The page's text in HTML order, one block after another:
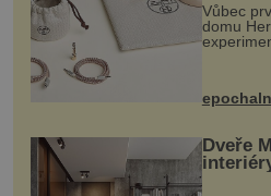
Vůbec
domu
kovový...
Dveře